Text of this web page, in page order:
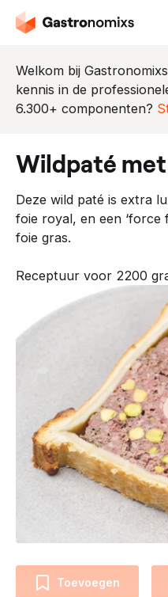
Welkom bij
kennis in de
6.300+ componenten?
wildpaté
Deze wild paté is extra
foie royal, en een ‘force
foie gras.
Receptuur voor 2200
Toevoegen